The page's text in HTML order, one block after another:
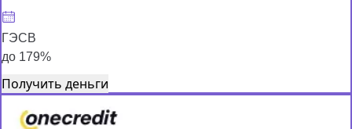
ГЭСВ
до 179%
Получить деньги